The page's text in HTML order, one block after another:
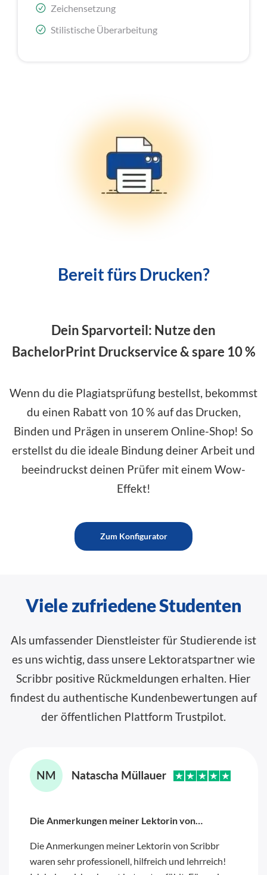
Zeichensetzung
Stilistische Überarbeitung
Bereit fürs Drucken?
Dein Sparvorteil: Nutze den
BachelorPrint Druckservice & spare 10 %
Wenn du die Plagiatsprüfung bestellst, bekommst
du einen Rabatt von 10 % auf das Drucken,
Binden und Prägen in unserem Online-Shop! So
erstellst du die ideale Bindung deiner Arbeit und
beeindruckst deinen Prüfer mit einem Wow-
Effekt!
Zum Konfigurator
Viele zufriedene Studenten
Als umfassender Dienstleister für Studierende ist
es uns wichtig, dass unsere Lektoratspartner wie
Scribbr positive Rückmeldungen erhalten. Hier
findest du authentische Kundenbewertungen auf
der öffentlichen Plattform Trustpilot.
Die Anmerkungen meiner Lektorin von…
Die Anmerkungen meiner Lektorin von Scribbr
waren sehr professionell, hilfreich und lehrreich!